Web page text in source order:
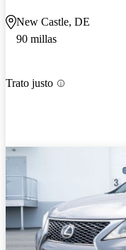
New Castle, DE
90 millas
Trato justo